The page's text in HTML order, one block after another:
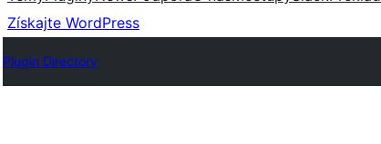
Získajte WordPress
Plugin Directory